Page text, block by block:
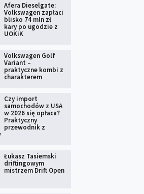
Afera Dieselgate:
Volkswagen zapłaci
blisko 74 mln zł
kary po ugodzie z
UOKiK
Volkswagen Golf
Variant –
praktyczne kombi z
charakterem
Czy import
samochodów z USA
w 2026 się opłaca?
Praktyczny
przewodnik z
Łukasz Tasiemski
driftingowym
mistrzem Drift Open